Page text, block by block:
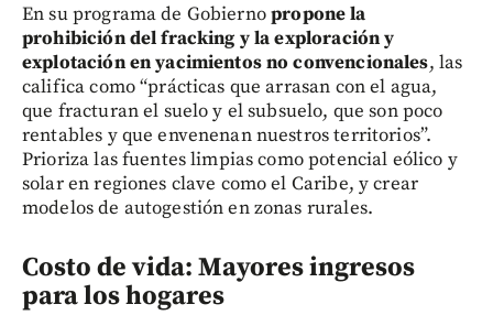
En su programa de Gobiernopropone la
prohibición del fracking y la exploración y
explotación en yacimientos no convencionales, las
califica como “prácticas que arrasan con el agua,
que fracturan el suelo y el subsuelo, que son poco
rentables y que envenenan nuestros territorios”.
Prioriza las fuentes limpias como potencial eólico y
solar en regiones clave como el Caribe, y crear
modelos de autogestión en zonas rurales.
Costo de vida: Mayores ingresos
para los hogares